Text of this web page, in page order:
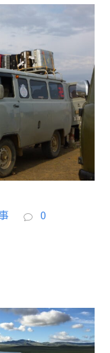
0